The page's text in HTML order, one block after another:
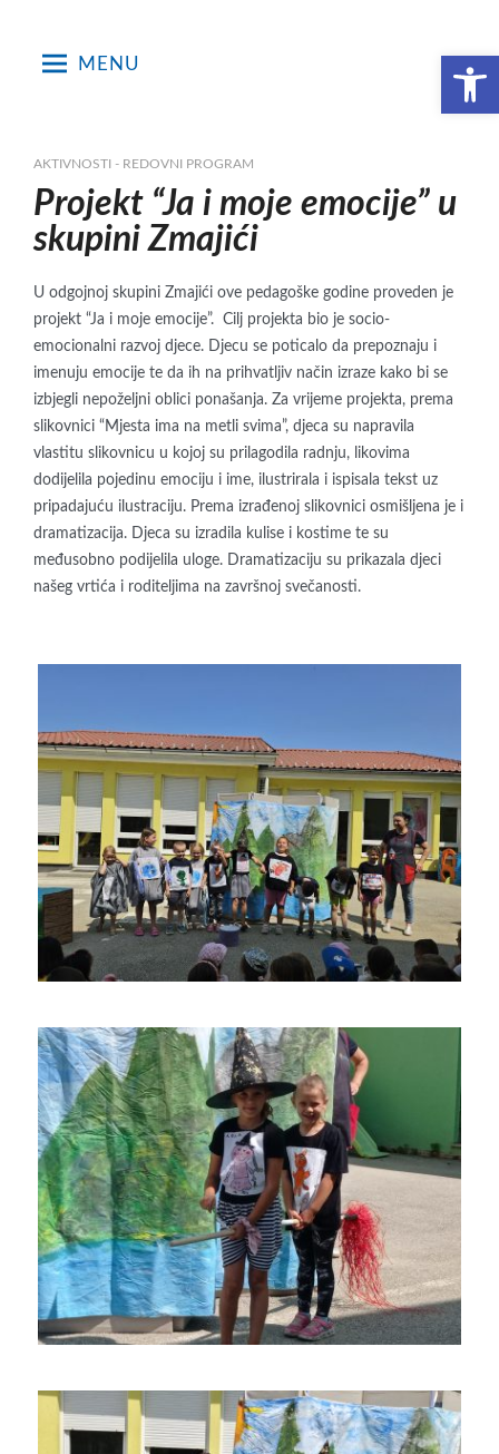
Open toolbar
MENU
AKTIVNOSTI - REDOVNI PROGRAM
Projekt “Ja i moje emocije” u
skupini Zmajići
U odgojnoj skupini Zmajići ove pedagoške godine proveden je
projekt “Ja i moje emocije”. Cilj projekta bio je socio-
emocionalni razvoj djece. Djecu se poticalo da prepoznaju i
imenuju emocije te da ih na prihvatljiv način izraze kako bi se
izbjegli nepoželjni oblici ponašanja. Za vrijeme projekta, prema
slikovnici “Mjesta ima na metli svima”, djeca su napravila
vlastitu slikovnicu u kojoj su prilagodila radnju, likovima
dodijelila pojedinu emociju i ime, ilustrirala i ispisala tekst uz
pripadajuću ilustraciju. Prema izrađenoj slikovnici osmišljena je i
dramatizacija. Djeca su izradila kulise i kostime te su
međusobno podijelila uloge. Dramatizaciju su prikazala djeci
našeg vrtića i roditeljima na završnoj svečanosti.